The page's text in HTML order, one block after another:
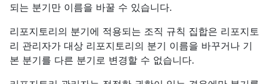
되는 분기만 이름을 바꿀 수 있습니다.
리포지토리의 분기에 적용되는 조직 규칙 집합은 리포지토
리 관리자가 대상 리포지토리의 분기 이름을 바꾸거나 기
본 분기를 다른 분기로 변경할 수 없습니다.